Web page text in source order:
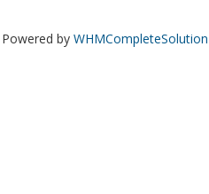
Powered by WHMCompleteSolution